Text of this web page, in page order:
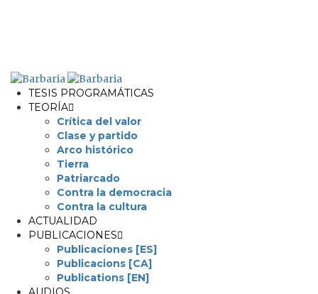
TESIS PROGRAMÁTICAS
TEORÍA
Crítica del valor
Clase y partido
Arco histórico
Tierra
Patriarcado
Contra la democracia
Contra la cultura
ACTUALIDAD
PUBLICACIONES
Publicaciones [ES]
Publicacions [CA]
Publications [EN]